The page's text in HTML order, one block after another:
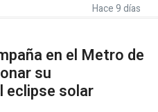
Hace 9 días
en el Metro de
su
eclipse solar